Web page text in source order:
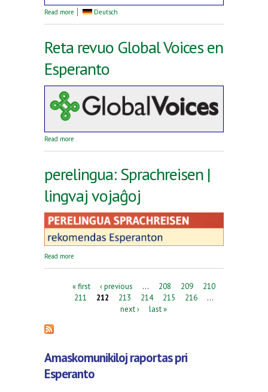
Read more about Deklaro de Germana Esperanto-Asocio
Deutsch
Reta revuo Global Voices en
Esperanto
Read more
perelingua: Sprachreisen |
lingvaj vojaĝoj
Read more
Pages« first ‹ previous … 208 209
210
211
212 213 214 215 216
…
next ›
last »
Amaskomunikiloj raportas pri
Esperanto